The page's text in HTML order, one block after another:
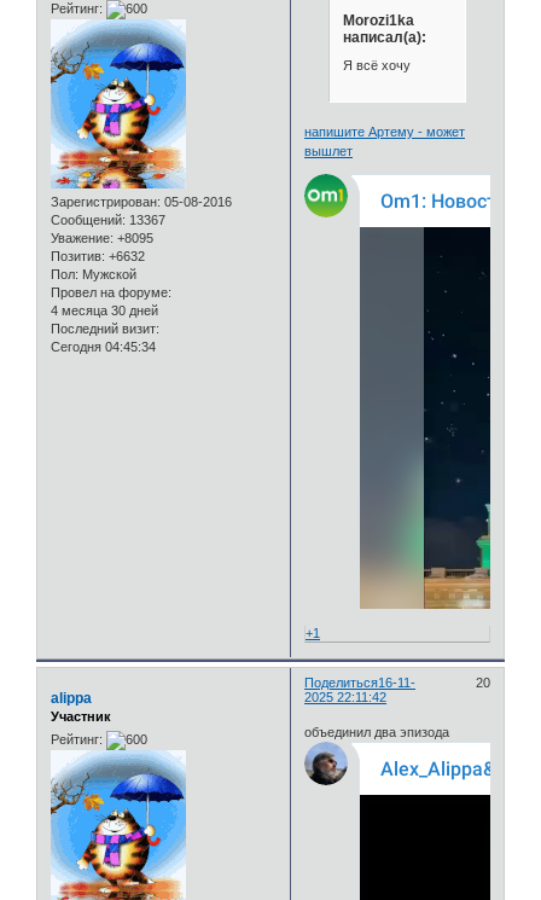
Рейтинг:
Зарегистрирован: 05-08-2016
Сообщений: 13367
Уважение: +8095
Позитив: +6632
Пол: Мужской
Провел на форуме:
4 месяца 30 дней
Последний визит:
Сегодня 04:45:34
Morozi1ka
написал(а):
Я всё хочу
напишите Артему - может
вышлет
+1
Поделиться 20
16-11-
2025 22:11:42
alippa
Участник
Рейтинг:
объединил два эпизода